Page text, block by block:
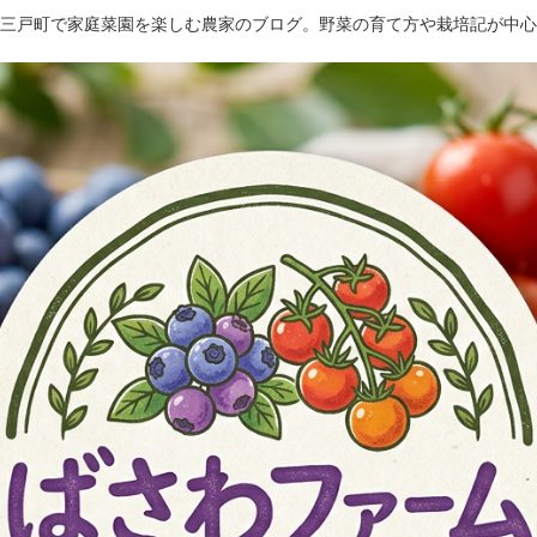
戸町で家庭菜園を楽しむ農家のブログ。野菜の育て方や栽培記が中